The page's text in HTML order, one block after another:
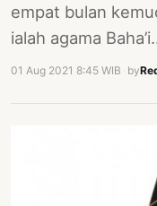
empat bulan
ialah agama
01 Aug 2021 8:45 WIB by